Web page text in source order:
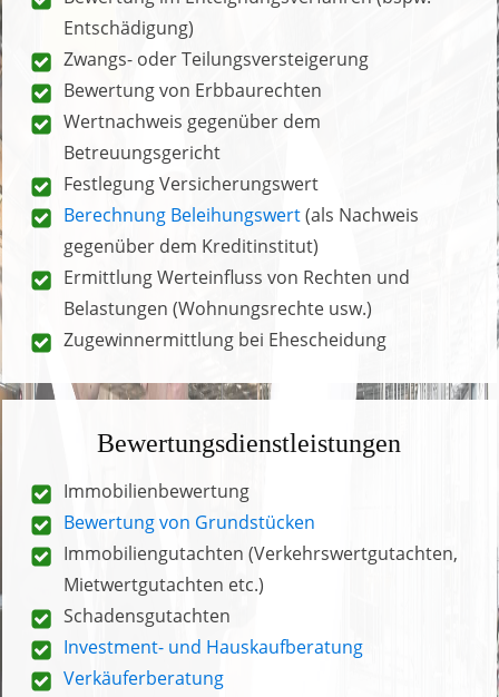
Bewertungsanlässe
Kauf oder Verkauf von Haus bzw. Grundstück
Zugewinnermittlung bei Ehescheidung
Regulierung einer Erbengemeinschaft
Steuerliche Anlässe (z. B. Nachweise gegenüber
dem Finanzamt)
Bewertung im Enteignungsverfahren (bspw.
Entschädigung)
Bewertung von Erbbaurechten
Betreuungsgericht
Festlegung Versicherungswert
Berechnung Beleihungswert(als Nachweis
gegenüber dem Kreditinstitut)
Ermittlung Werteinfluss von Rechten und
Belastungen (Wohnungsrechte usw.)
Zugewinnermittlung bei Ehescheidung